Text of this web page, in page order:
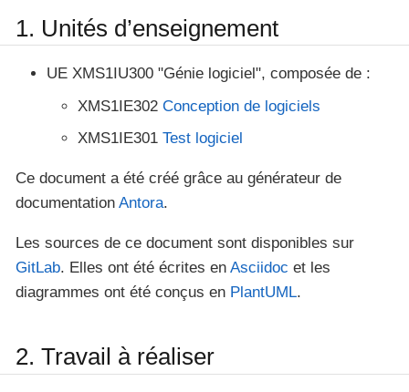
1. Unités d’enseignement
UE XMS1IU300 "Génie logiciel", composée de :
XMS1IE302 Conception de logiciels
XMS1IE301 Test logiciel
Ce document a été créé grâce au générateur de
documentation Antora.
Les sources de ce document sont disponibles sur
GitLab. Elles ont été écrites en Asciidoc et les
diagrammes ont été conçus en PlantUML.
2. Travail à réaliser